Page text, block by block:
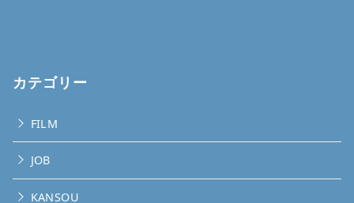
カテゴリー
FILM
JOB
KANSOU